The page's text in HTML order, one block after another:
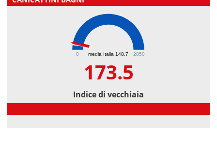
media Italia 148.7
0 2850
173.5
Indice di vecchiaia